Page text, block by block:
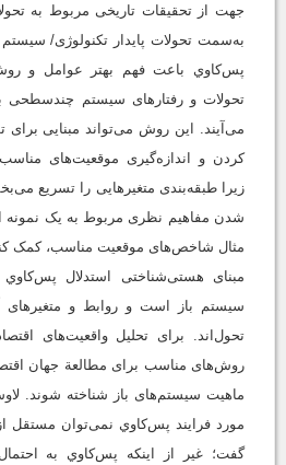
جهت از تحقیقات تاریخی مربوط به
به‌سمت تحولات پایدار تکنولوژی/
پس‌كاوي باعت فهم بهتر عوامل و
تحولات و رفتارهای سیستم چندسطحی
می‌آیند. این روش می‌تواند مبنایی
کردن و اندازه‌گیری موقعیت‌های
زیرا طبقه‌بندی متغیرهایی را تسریع
شدن مفاهیم نظری مربوط به یک نمونه
مثال شاخص‌های موقعیت مناسب، کمک کند
مبنای هستی‌شناختی استدلال
سیستم باز است و روابط و متغیرهای
تحول‌اند. برای تحلیل واقعیت‌های
روش‌های مناسب برای مطالعة جهان
مورد فرایند پس‌كاوي نمی‌توان مستقل
گفت؛ غیر از اینکه پس‌كاوي به